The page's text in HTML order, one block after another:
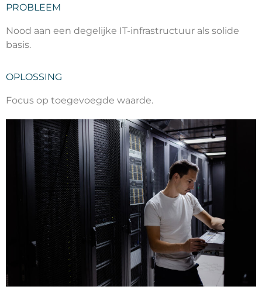
PROBLEEM
Nood aan een degelijke IT-infrastructuur als solide
basis.
OPLOSSING
Focus op toegevoegde waarde.